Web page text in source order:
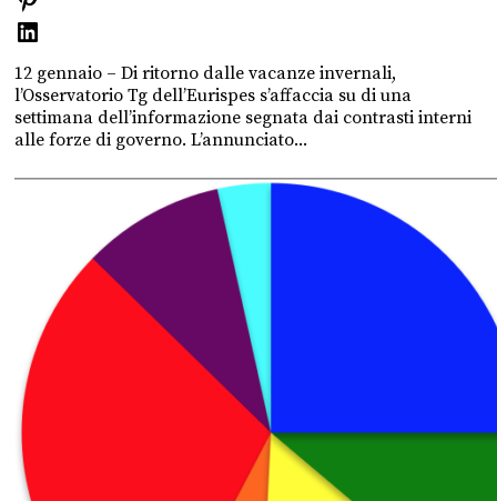
12 gennaio – Di ritorno dalle vacanze invernali,
l’Osservatorio Tg dell’Eurispes s’affaccia su di una
settimana dell’informazione segnata dai contrasti interni
alle forze di governo. L’annunciato...